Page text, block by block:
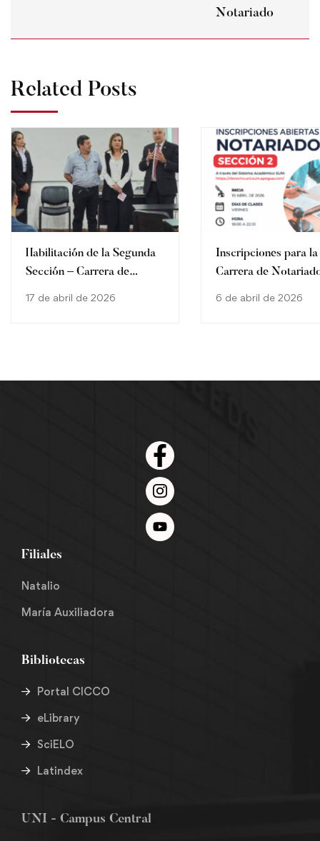
Notariado
Related Posts
Habilitación de la Segunda
Sección – Carrera de
17 de abril de 2026
Inscripciones para la
Carrera de
6 de abril de 2026
Filiales
Natalio
María Auxiliadora
Bibliotecas
Portal CICCO
eLibrary
SciELO
Latindex
UNI - Campus Central